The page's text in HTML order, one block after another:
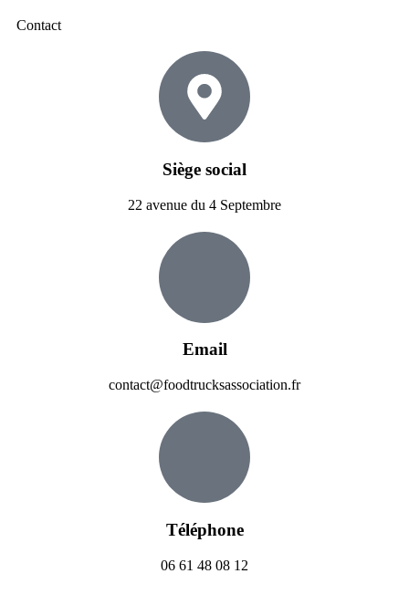
Contact
Siège social
22 avenue du 4 Septembre
Email
contact@foodtrucksassociation.fr
Téléphone
06 61 48 08 12